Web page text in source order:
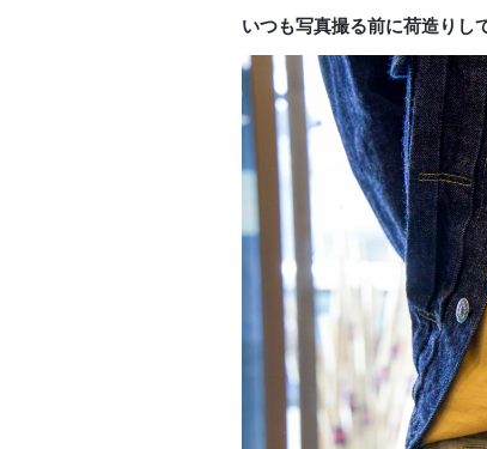
いつも写真撮る前に荷造りし